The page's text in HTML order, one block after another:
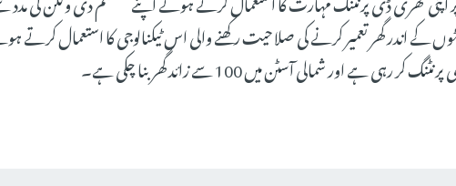
تعیش گھر تعمیر کرتی ہے۔48 گھنٹوں کے اندر گھر تعمیر کرنے کی صلاحیت رکھنے والی اس ٹیکنالوجی کا استعمال